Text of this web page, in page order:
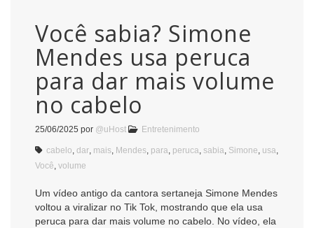
Você sabia? Simone
Mendes usa peruca
para dar mais volume
no cabelo
25/06/2025 por @uHost Entretenimento
cabelo dar mais Mendes para peruca sabia Simone usa
Você volume
Um vídeo antigo da cantora sertaneja Simone Mendes
voltou a viralizar no Tik Tok, mostrando que ela usa
peruca para dar mais volume no cabelo. No vídeo, ela